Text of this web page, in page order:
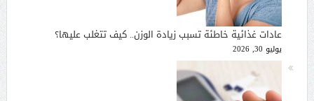
عادات غذائية خاطئة تسبب زيادة الوزن.. كيف تتغلب عليها؟
يوليو 30, 2026